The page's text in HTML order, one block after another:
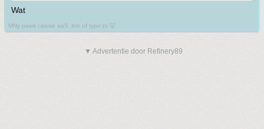
Wat
MNy paws caiuse aaS ;lotr of typo'zx 🦊
▼ Advertentie door Refinery89